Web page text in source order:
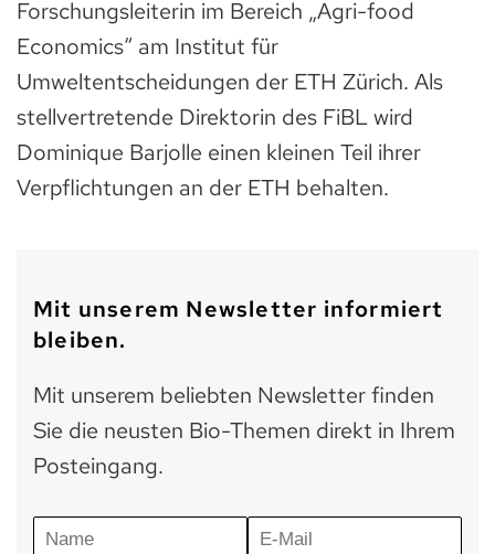
Forschungsleiterin im Bereich „Agri-food
Economics“ am Institut für
Umweltentscheidungen der ETH Zürich. Als
stellvertretende Direktorin des FiBL wird
Dominique Barjolle einen kleinen Teil ihrer
Verpflichtungen an der ETH behalten.
Mit unserem Newsletter informiert
bleiben.
Mit unserem beliebten Newsletter finden
Sie die neusten Bio-Themen direkt in Ihrem
Posteingang.